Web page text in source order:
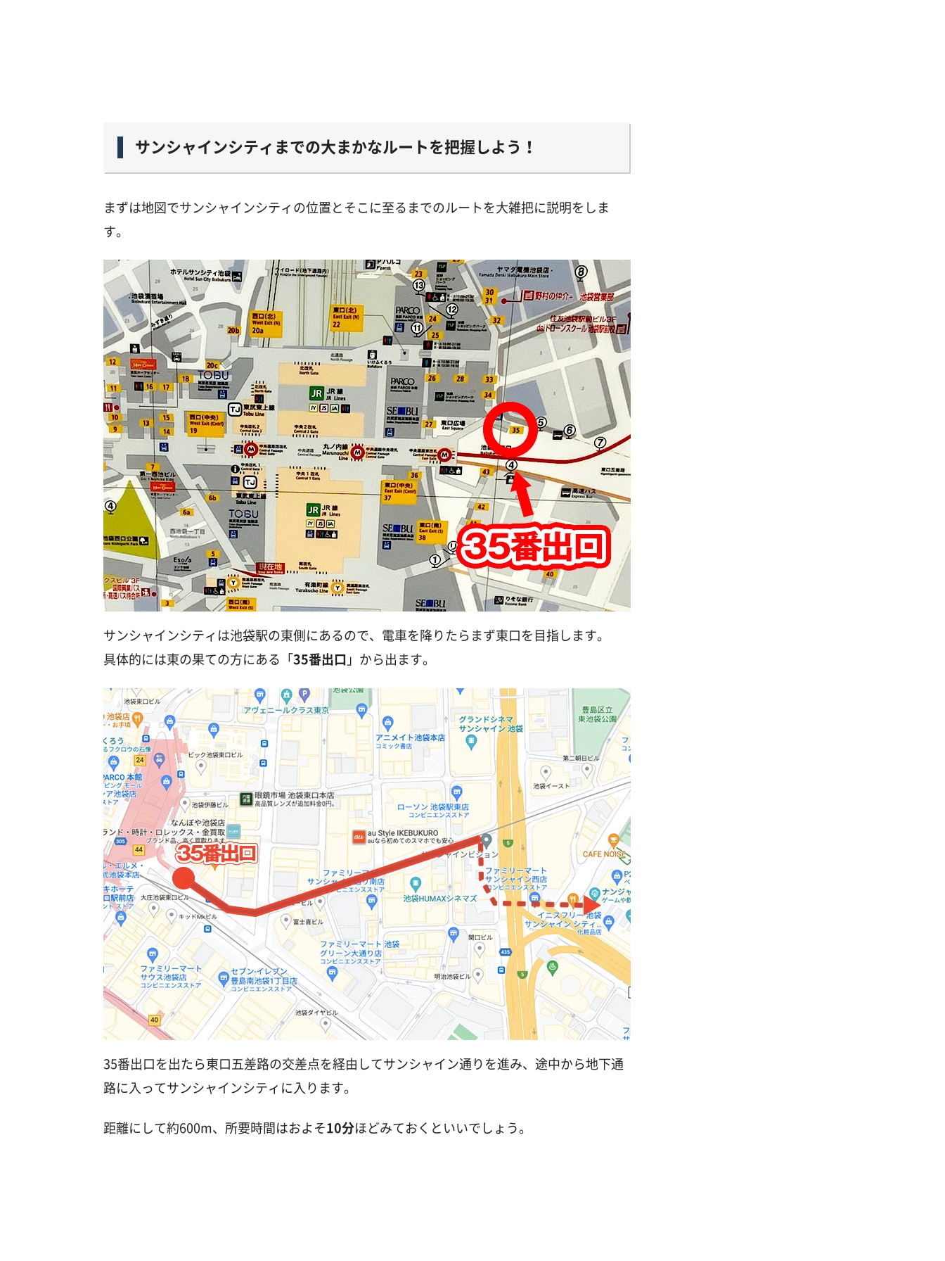
サンシャインシティまでの大まかなルートを把握しよう！
まずは地図でサンシャインシティの位置とそこに至るまでのルートを大雑把に説明をしま
す。
サンシャインシティは池袋駅の東側にあるので、電車を降りたらまず東口を目指します。
具体的には東の果ての方にある「35番出口 」から出ます。
35番出口を出たら東口五差路の交差点を経由してサンシャイン通りを進み、途中から地下通
路に入ってサンシャインシティに入ります。
距離にして約600m、所要時間はおよそ10分ほどみておくといいでしょう。